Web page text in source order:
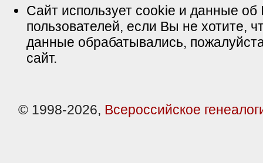
Сайт использует cookie и данные об
пользователей, если Вы не хотите,
данные обрабатывались,
сайт.
© 1998-2026, Всероссийское